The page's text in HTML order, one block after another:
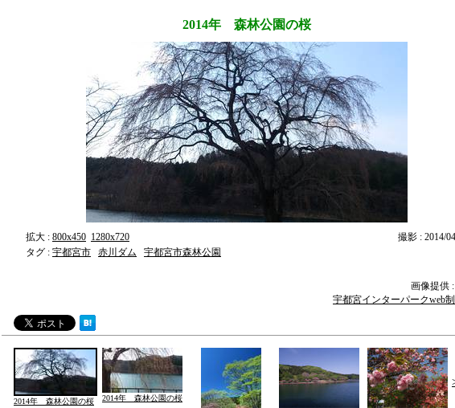
2014年 森林公園の桜
拡大 : 800x450 1280x720
撮影 : 2014/
タグ : 宇都宮市 赤川ダム 宇都宮市森林公園
画像提供
宇都宮インターパークweb
2014年 森林公園の桜 2014年 森林公園の桜